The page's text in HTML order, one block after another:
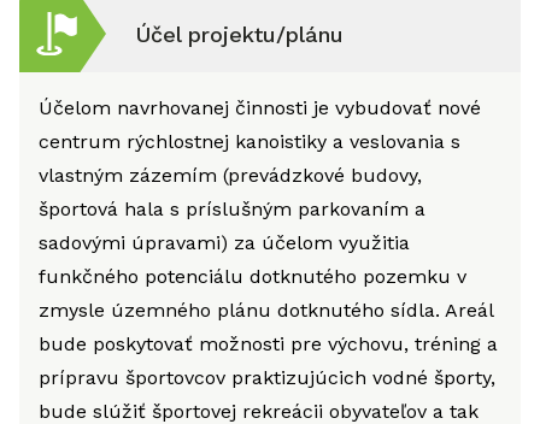
Účel projektu/plánu
Účelom navrhovanej činnosti je vybudovať nové
centrum rýchlostnej kanoistiky a veslovania s
vlastným zázemím (prevádzkové budovy,
športová hala s príslušným parkovaním a
sadovými úpravami) za účelom využitia
funkčného potenciálu dotknutého pozemku v
zmysle územného plánu dotknutého sídla. Areál
bude poskytovať možnosti pre výchovu, tréning a
prípravu športovcov praktizujúcich vodné športy,
bude slúžiť športovej rekreácii obyvateľov a tak